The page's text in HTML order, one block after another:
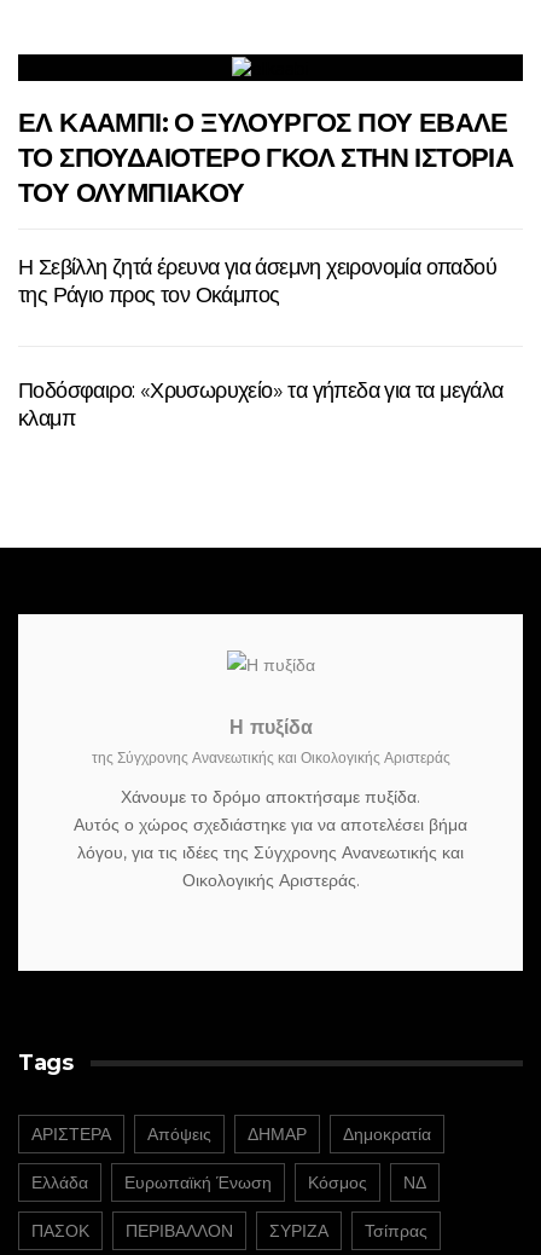
ΕΛ ΚΑΑΜΠΙ: Ο ΞΥΛΟΥΡΓΟΣ ΠΟΥ ΕΒΑΛΕ
ΤΟ ΣΠΟΥΔΑΙΟΤΕΡΟ ΓΚΟΛ ΣΤΗΝ ΙΣΤΟΡΙΑ
ΤΟΥ ΟΛΥΜΠΙΑΚΟΥ
Η Σεβίλλη ζητά έρευνα για άσεμνη χειρονομία οπαδού
της Ράγιο προς τον Οκάμπος
Ποδόσφαιρο: «Χρυσωρυχείο» τα γήπεδα για τα μεγάλα
κλαμπ
Η πυξίδα
της Σύγχρονης Ανανεωτικής και Οικολογικής Αριστεράς
Χάνουμε το δρόμο αποκτήσαμε πυξίδα.
Αυτός ο χώρος σχεδιάστηκε για να αποτελέσει βήμα
λόγου, για τις ιδέες της Σύγχρονης Ανανεωτικής και
Οικολογικής Αριστεράς.
Tags
ΑΡΙΣΤΕΡΑ Απόψεις ΔΗΜΑΡ Δημοκρατία
Ελλάδα Ευρωπαϊκή Ένωση Κόσμος ΝΔ
ΠΑΣΟΚ ΠΕΡΙΒΑΛΛΟΝ ΣΥΡΙΖΑ Τσίπρας